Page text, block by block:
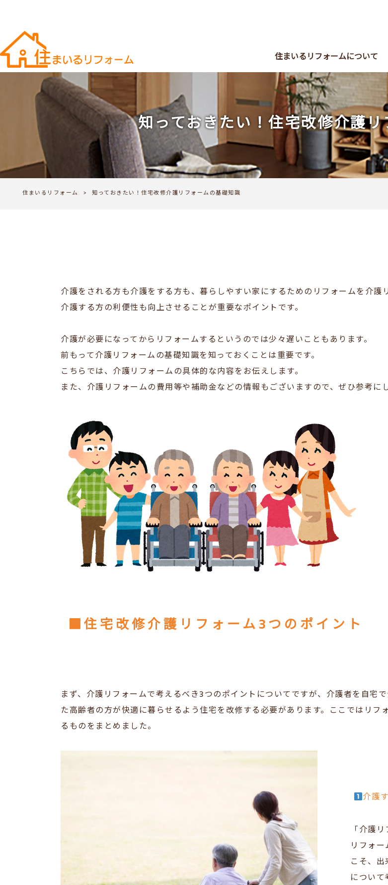
住まいるリフォームについて
知っておきたい！住宅改修介護
住まいるリフォーム > 知っておきたい！住宅改修介護リフォームの基礎知識
介護をされる方も介護をする方も、暮らしやすい家にするためのリフォームを介護
介護する方の利便性も向上させることが重要なポイントです。
介護が必要になってからリフォームするというのでは少々遅いこともあります。
前もって介護リフォームの基礎知識を知っておくことは重要です。
こちらでは、介護リフォームの具体的な内容をお伝えします。
また、介護リフォームの費用等や補助金などの情報もございますので、ぜひ参考に
■住宅改修介護リフォーム3つのポイント
まず、介護リフォームで考えるべき3つのポイントについてですが、介護者を自宅
た高齢者の方が快適に暮らせるよう住宅を改修する必要があります。ここでは リフ
るものをまとめました。
介護
「介護
リフォ
こそ、
につい